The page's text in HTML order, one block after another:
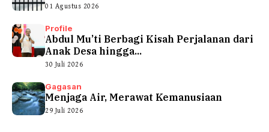
01 Agustus 2026
Profile
Abdul Mu’ti Berbagi Kisah Perjalanan dari
Anak Desa hingga...
30 Juli 2026
Gagasan
Menjaga Air, Merawat Kemanusiaan
29 Juli 2026